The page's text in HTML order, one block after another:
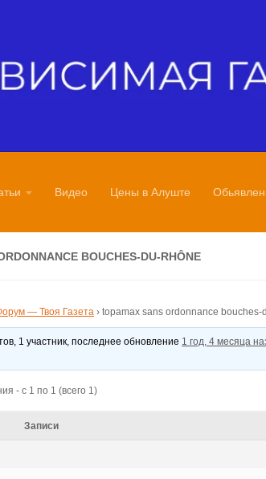
Видео Цены в Алуште
BOUCHES-DU-RHÔNE
— Твоя Газета › topamax sans ordonnance bouches-
1 участник, последнее обновление 1 год, 4 месяца
- с 1 по 1 (всего 1)
Записи